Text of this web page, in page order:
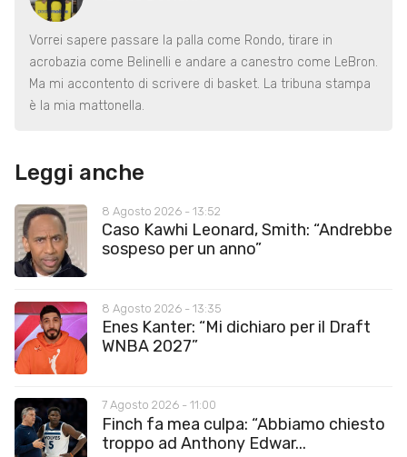
Vorrei sapere passare la palla come Rondo, tirare in
acrobazia come Belinelli e andare a canestro come LeBron.
Ma mi accontento di scrivere di basket. La tribuna stampa
è la mia mattonella.
Leggi anche
8 Agosto 2026 - 13:52
Caso Kawhi Leonard, Smith: “Andrebbe
sospeso per un anno”
8 Agosto 2026 - 13:35
Enes Kanter: “Mi dichiaro per il Draft
WNBA 2027”
7 Agosto 2026 - 11:00
Finch fa mea culpa: “Abbiamo chiesto
troppo ad Anthony Edwar...